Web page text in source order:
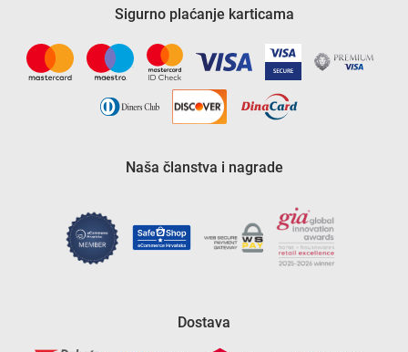
Sigurno plaćanje karticama
Naša članstva i nagrade
Dostava